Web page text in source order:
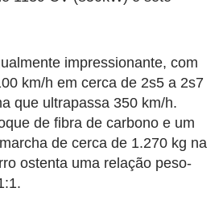
impressionante, com
km/h em cerca de 2s5 a 2s7
que ultrapassa 350 km/h.
de fibra de carbono e um
de cerca de 1.270 kg na
ostenta uma relação peso-